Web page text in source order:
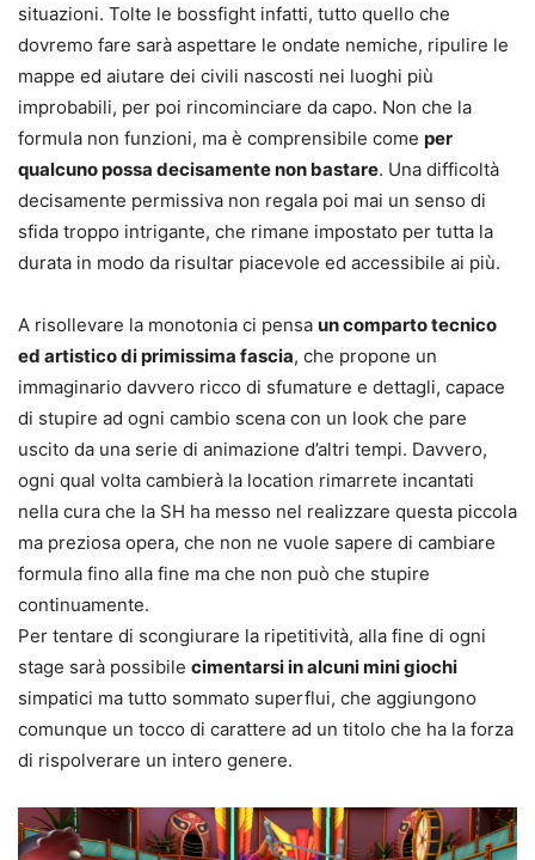
situazioni. Tolte le bossfight infatti, tutto quello che
dovremo fare sarà aspettare le ondate nemiche, ripulire le
mappe ed aiutare dei civili nascosti nei luoghi più
improbabili, per poi rincominciare da capo. Non che la
formula non funzioni, ma è comprensibile come per
qualcuno possa decisamente non bastare. Una difficoltà
decisamente permissiva non regala poi mai un senso di
sfida troppo intrigante, che rimane impostato per tutta la
durata in modo da risultar piacevole ed accessibile ai più.
A risollevare la monotonia ci pensa un comparto tecnico
ed artistico di primissima fascia, che propone un
immaginario davvero ricco di sfumature e dettagli, capace
di stupire ad ogni cambio scena con un look che pare
uscito da una serie di animazione d’altri tempi. Davvero,
ogni qual volta cambierà la location rimarrete incantati
nella cura che la SH ha messo nel realizzare questa piccola
ma preziosa opera, che non ne vuole sapere di cambiare
formula fino alla fine ma che non può che stupire
continuamente.
Per tentare di scongiurare la ripetitività, alla fine di ogni
stage sarà possibile cimentarsi in alcuni mini giochi
simpatici ma tutto sommato superflui, che aggiungono
comunque un tocco di carattere ad un titolo che ha la forza
di rispolverare un intero genere.